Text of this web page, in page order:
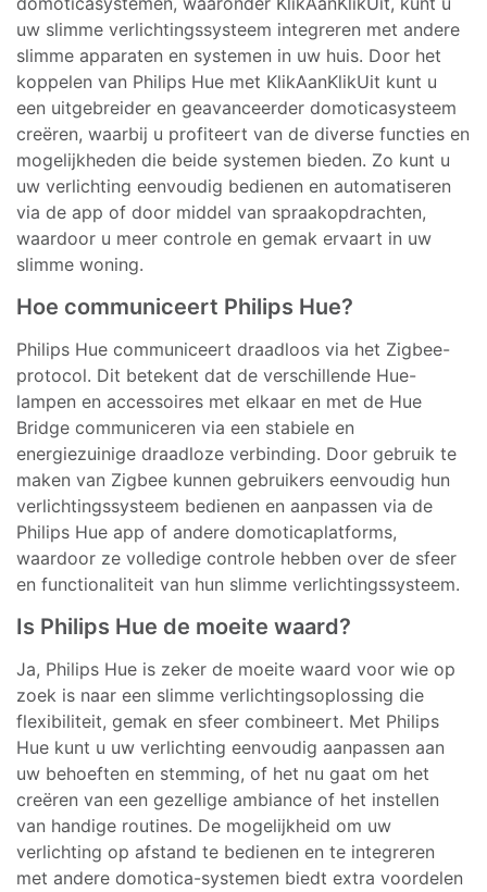
uw slimme verlichtingssysteem integreren met andere
slimme apparaten en systemen in uw huis. Door het
koppelen van Philips Hue met KlikAanKlikUit kunt u
een uitgebreider en geavanceerder domoticasysteem
creëren, waarbij u profiteert van de diverse functies en
mogelijkheden die beide systemen bieden. Zo kunt u
uw verlichting eenvoudig bedienen en automatiseren
via de app of door middel van spraakopdrachten,
waardoor u meer controle en gemak ervaart in uw
slimme woning.
Hoe communiceert Philips Hue?
Philips Hue communiceert draadloos via het Zigbee-
protocol. Dit betekent dat de verschillende Hue-
lampen en accessoires met elkaar en met de Hue
Bridge communiceren via een stabiele en
energiezuinige draadloze verbinding. Door gebruik te
maken van Zigbee kunnen gebruikers eenvoudig hun
verlichtingssysteem bedienen en aanpassen via de
Philips Hue app of andere domoticaplatforms,
waardoor ze volledige controle hebben over de sfeer
en functionaliteit van hun slimme verlichtingssysteem.
Is Philips Hue de moeite waard?
Ja, Philips Hue is zeker de moeite waard voor wie op
zoek is naar een slimme verlichtingsoplossing die
flexibiliteit, gemak en sfeer combineert. Met Philips
Hue kunt u uw verlichting eenvoudig aanpassen aan
uw behoeften en stemming, of het nu gaat om het
creëren van een gezellige ambiance of het instellen
van handige routines. De mogelijkheid om uw
verlichting op afstand te bedienen en te integreren
met andere domotica-systemen biedt extra voordelen